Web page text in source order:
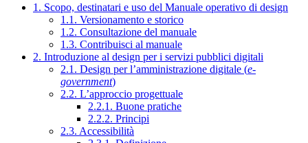
1. Scopo, destinatari e uso del Manuale operativo di design
1.1. Versionamento e storico
1.2. Consultazione del manuale
1.3. Contribuisci al manuale
2. Introduzione al design per i servizi pubblici digitali
2.1. Design per l’amministrazione digitale (e-
government)
2.2. L’approccio progettuale
2.2.1. Buone pratiche
2.2.2. Principi
2.3. Accessibilità